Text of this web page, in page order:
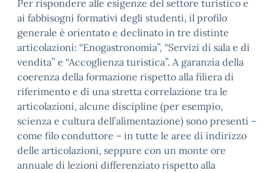
Per rispondere alle esigenze del settore turistico e
ai fabbisogni formativi degli studenti, il profilo
generale è orientato e declinato in tre distinte
articolazioni: “Enogastronomia”, “Servizi di sala e di
vendita” e “Accoglienza turistica”. A garanzia della
coerenza della formazione rispetto alla filiera di
riferimento e di una stretta correlazione tra le
articolazioni, alcune discipline (per esempio,
scienza e cultura dell’alimentazione) sono presenti –
come filo conduttore – in tutte le aree di indirizzo
delle articolazioni, seppure con un monte ore
annuale di lezioni differenziato rispetto alla